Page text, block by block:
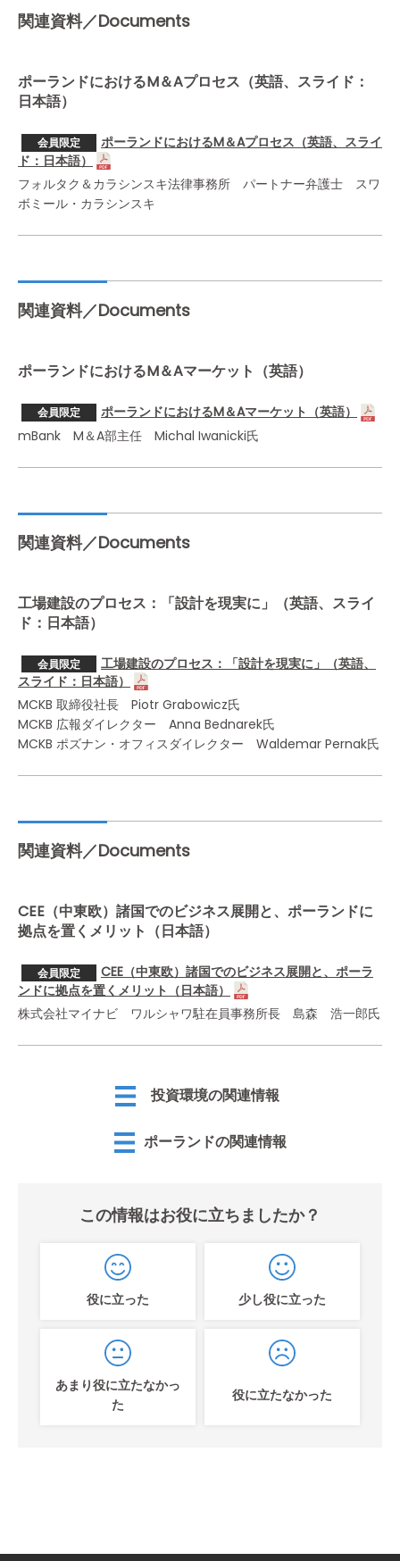
関連資料／Documents
ポーランドにおけるM＆Aプロセス（英語、スライド：
日本語）
会員限定
ポーランドにおけるM＆Aプロセス（英語、スライ
ド：日本語）
フォルタク＆カラシンスキ法律事務所 パートナー弁護士 スワ
ボミール・カラシンスキ
関連資料／Documents
ポーランドにおけるM＆Aマーケット（英語）
会員限定
ポーランドにおけるM＆Aマーケット（英語）
mBank M＆A部主任 Michal Iwanicki氏
関連資料／Documents
工場建設のプロセス：「設計を現実に」（英語、スライ
ド：日本語）
会員限定
工場建設のプロセス：「設計を現実に」（英語、
スライド：日本語）
MCKB 取締役社長 Piotr Grabowicz氏
MCKB 広報ダイレクター Anna Bednarek氏
MCKB ポズナン・オフィスダイレクター Waldemar Pernak氏
関連資料／Documents
CEE（中東欧）諸国でのビジネス展開と、ポーランドに
拠点を置くメリット（日本語）
会員限定
CEE（中東欧）諸国でのビジネス展開と、ポーラ
ンドに拠点を置くメリット（日本語）
株式会社マイナビ ワルシャワ駐在員事務所長 島森 浩一郎氏
投資環境の関連情報
ポーランドの関連情報
この情報はお役に立ちましたか？
役に立った 少し役に立った
あまり役に立たなかっ
た
役に立たなかった